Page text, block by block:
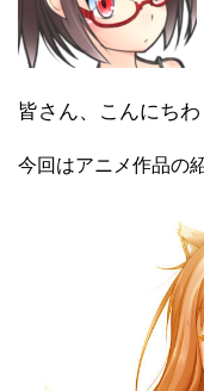
皆さん、こんにちわ
今回はアニメ作品の